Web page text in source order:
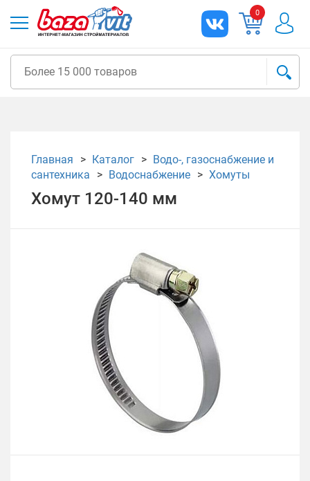
0
Главная Каталог
Водо-, газоснабжение и
сантехника
Водоснабжение Хомуты
Хомут 120-140 мм